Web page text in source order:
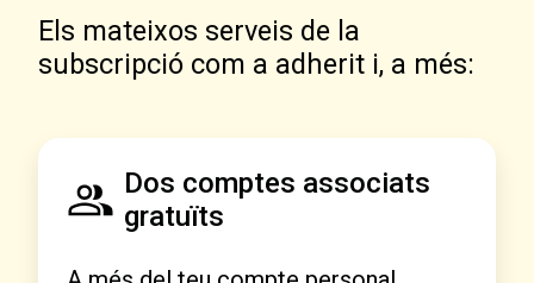
Els mateixos serveis de la
subscripció com a adherit i, a més:
Dos comptes associats
gratuïts